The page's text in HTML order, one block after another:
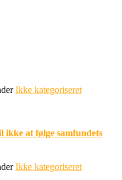
Ikke kategoriseret
ikke at følge samfundets
Ikke kategoriseret